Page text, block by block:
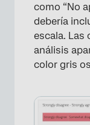
como “No
debería
escala. Las
análisis
color gris